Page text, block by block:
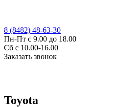
8 (8482) 48-63-30
Пн-Пт с 9.00 до 18.00
Сб с 10.00-16.00
Заказать звонок
Toyota